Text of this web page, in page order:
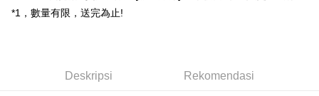
Pemindahan ATM
*1，數量有限，送完為止!
Deskripsi Rekomendasi